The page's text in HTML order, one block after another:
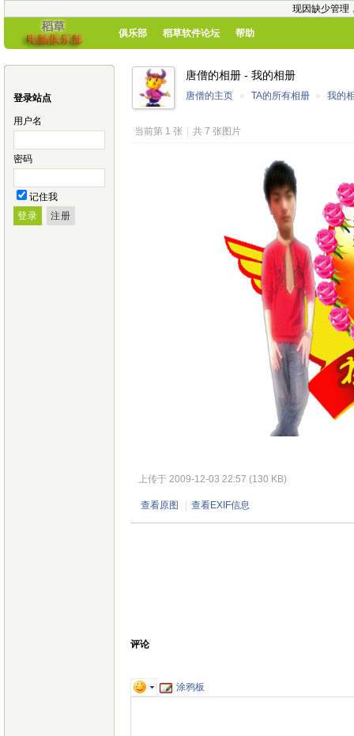
现因缺少管理
俱乐部 稻草软件论坛 帮助
登录站点
用户名
密码
记住我
唐僧的相册 - 我的相册
唐僧的主页 » TA的所有相册 » 我的
当前第 1 张 共 7 张图片
上传于 2009-12-03 22:57 (130 KB)
查看原图 查看EXIF信息
评论
涂鸦板